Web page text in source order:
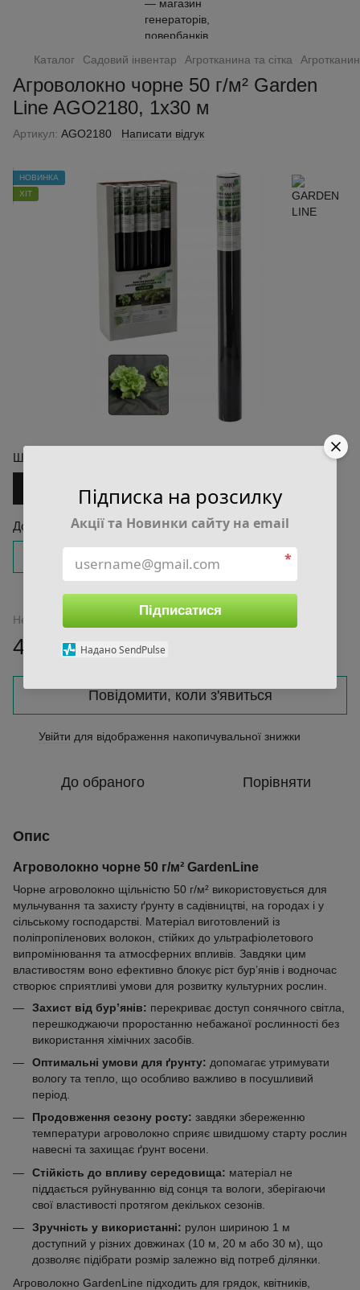
Каталог Садовий інвентар Агротканина та сітка
Агроволокно чорне 50 г/м² Garden
Line AGO2180, 1х30 м
Артикул: AGO2180 Написати відгук
НОВИНКА
ХІТ
Ширина, м
Довжина, м
30.0
Немає в наявності
465 грн
Повідомити, коли з'явиться
Увійти для відображення накопичувальної знижки
До обраного Порівняти
Опис
Агроволокно чорне 50 г/м² GardenLine
Чорне агроволокно щільністю 50 г/м² використовується для
мульчування та захисту ґрунту в садівництві, на городах і у
сільському господарстві. Матеріал виготовлений із
поліпропіленових волокон, стійких до ультрафіолетового
випромінювання та атмосферних впливів. Завдяки цим
властивостям воно ефективно блокує ріст бур’янів і водночас
створює сприятливі умови для розвитку культурних рослин.
Захист від бур’янів: перекриває доступ сонячного світла,
перешкоджаючи проростанню небажаної рослинності без
використання хімічних засобів.
Оптимальні умови для ґрунту: допомагає утримувати
вологу та тепло, що особливо важливо в посушливий
період.
Продовження сезону росту: завдяки збереженню
температури агроволокно сприяє швидшому старту рослин
навесні та захищає ґрунт восени.
Стійкість до впливу середовища: матеріал не
піддається руйнуванню від сонця та вологи, зберігаючи
свої властивості протягом декількох сезонів.
Зручність у використанні: рулон шириною 1 м
доступний у різних довжинах (10 м, 20 м або 30 м), що
дозволяє підібрати розмір залежно від потреб ділянки.
Агроволокно GardenLine підходить для грядок, квітників,
Підписка на розсилку
Акції та Новинки сайту на email
*
Підписатися
Надано SendPulse